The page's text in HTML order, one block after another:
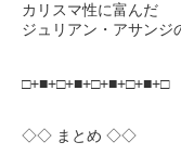
カリスマ性に富んだ
ジュリアン・アサンジ
□+■+□+■+□+■+□+■+□
◇◇ まとめ ◇◇